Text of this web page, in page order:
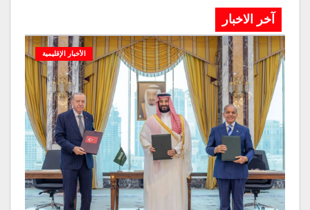
آخر الاخبار
الأخبار الإقليمية